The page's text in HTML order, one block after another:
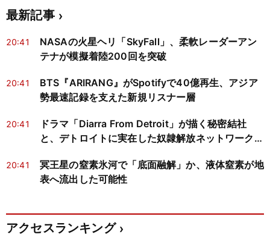
最新記事
20:41
NASAの火星ヘリ「SkyFall」、柔軟レーダーアン
テナが模擬着陸200回を突破
20:41
BTS『ARIRANG』がSpotifyで40億再生、アジア
勢最速記録を支えた新規リスナー層
20:41
ドラマ「Diarra From Detroit」が描く秘密結社
と、デトロイトに実在した奴隷解放ネットワークの
20:41
冥王星の窒素氷河で「底面融解」か、液体窒素が地
表へ流出した可能性
アクセスランキング